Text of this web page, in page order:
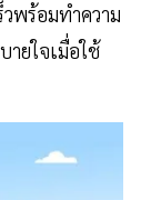
วพร้อมทำความ
ยใจเมื่อใช้